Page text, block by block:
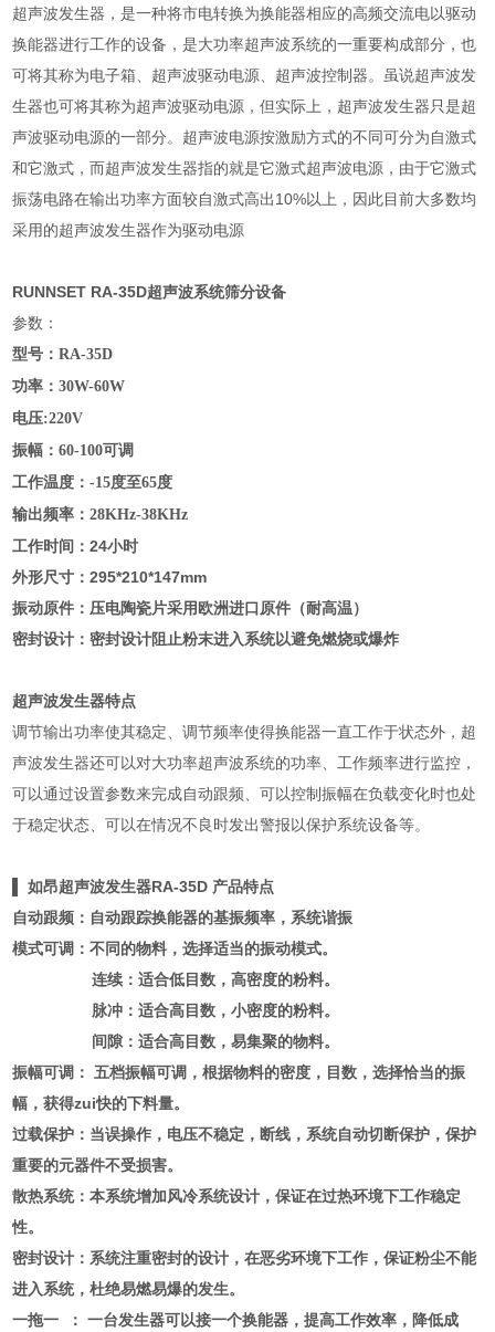
超声波发生器，是一种将市电转换为换能器相应的高频交流电以驱动
换能器进行工作的设备，是大功率超声波系统的一重要构成部分，也
可将其称为电子箱、超声波驱动电源、超声波控制器。虽说超声波发
生器也可将其称为超声波驱动电源，但实际上，超声波发生器只是超
声波驱动电源的一部分。超声波电源按激励方式的不同可分为自激式
和它激式，而超声波发生器指的就是它激式超声波电源，由于它激式
振荡电路在输出功率方面较自激式高出10%以上，因此目前大多数均
采用的超声波发生器作为驱动电源
RUNNSET RA-35D超声波系统筛分设备
参数：
型号：RA-35D
功率：30W-60W
电压:220V
振幅：60-100可调
工作温度：-15度至65度
输出频率：28KHz-38KHz
工作时间：24小时
外形尺寸：295*210*147mm
振动原件：压电陶瓷片采用欧洲进口原件（耐高温）
密封设计：密封设计阻止粉末进入系统以避免燃烧或爆炸
超声波发生器特点
调节输出功率使其稳定、调节频率使得换能器一直工作于状态外，超
声波发生器还可以对大功率超声波系统的功率、工作频率进行监控，
可以通过设置参数来完成自动跟频、可以控制振幅在负载变化时也处
于稳定状态、可以在情况不良时发出警报以保护系统设备等。
▌ 如昂超声波发生器RA-35D 产品特点
自动跟频：自动跟踪换能器的基振频率，系统谐振
模式可调：不同的物料，选择适当的振动模式。
连续：适合低目数，高密度的粉料。
脉冲：适合高目数，小密度的粉料。
间隙：适合高目数，易集聚的物料。
振幅可调： 五档振幅可调，根据物料的密度，目数，选择恰当的振
幅，获得zui快的下料量。
过载保护：当误操作，电压不稳定，断线，系统自动切断保护，保护
重要的元器件不受损害。
散热系统：本系统增加风冷系统设计，保证在过热环境下工作稳定
性。
密封设计：系统注重密封的设计，在恶劣环境下工作，保证粉尘不能
进入系统，杜绝易燃易爆的发生。
一拖一 ： 一台发生器可以接一个换能器，提高工作效率，降低成